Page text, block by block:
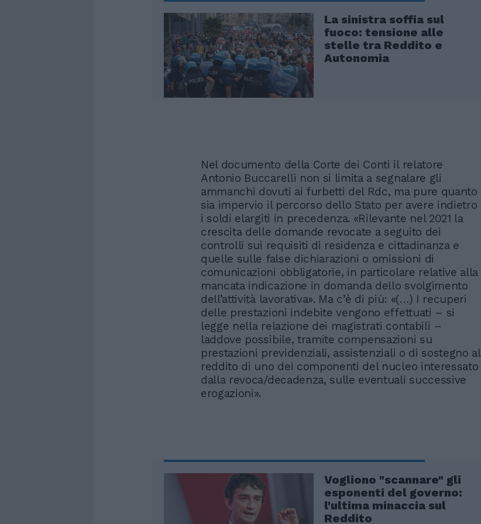
La sinistra soffia sul
fuoco: tensione alle
stelle tra Reddito e
Autonomia
Nel documento della Corte dei Conti il relatore
Antonio Buccarelli non si limita a segnalare gli
ammanchi dovuti ai furbetti del Rdc, ma pure quanto
sia impervio il percorso dello Stato per avere indietro
i soldi elargiti in precedenza. «Rilevante nel 2021 la
crescita delle domande revocate a seguito dei
controlli sui requisiti di residenza e cittadinanza e
quelle sulle false dichiarazioni o omissioni di
comunicazioni obbligatorie, in particolare relative alla
mancata indicazione in domanda dello svolgimento
dell’attività lavorativa». Ma c’è di più: «(…) I recuperi
delle prestazioni indebite vengono effettuati – si
legge nella relazione dei magistrati contabili –
laddove possibile, tramite compensazioni su
prestazioni previdenziali, assistenziali o di sostegno al
reddito di uno dei componenti del nucleo interessato
dalla revoca/decadenza, sulle eventuali successive
erogazioni».
Vogliono "scannare" gli
esponenti del governo:
l'ultima minaccia sul
Reddito